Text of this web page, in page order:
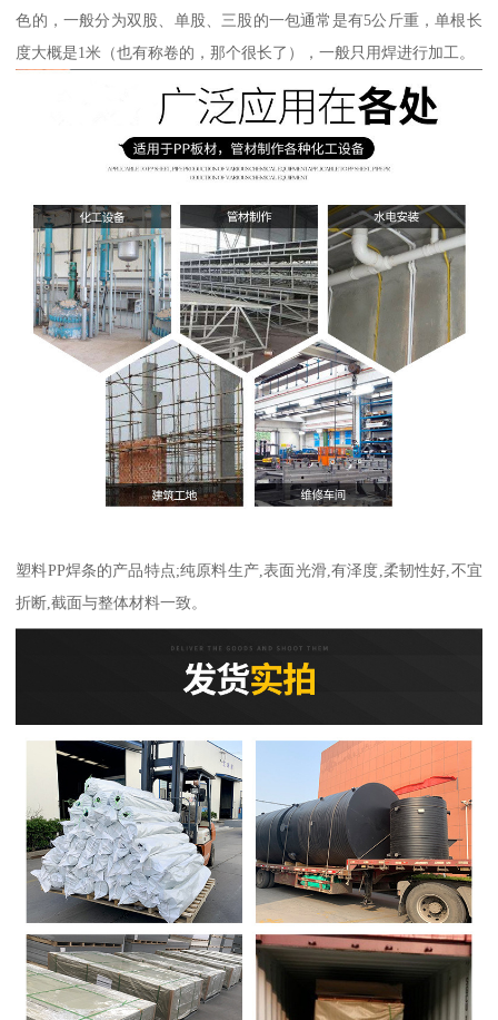
色的，一般分为双股、单股、三股的一包通常是有5公斤重，单根长
度大概是1米（也有称卷的，那个很长了），一般只用焊进行加工。
塑料PP焊条的产品特点;纯原料生产,表面光滑,有泽度,柔韧性好,不宜
折断,截面与整体材料一致。